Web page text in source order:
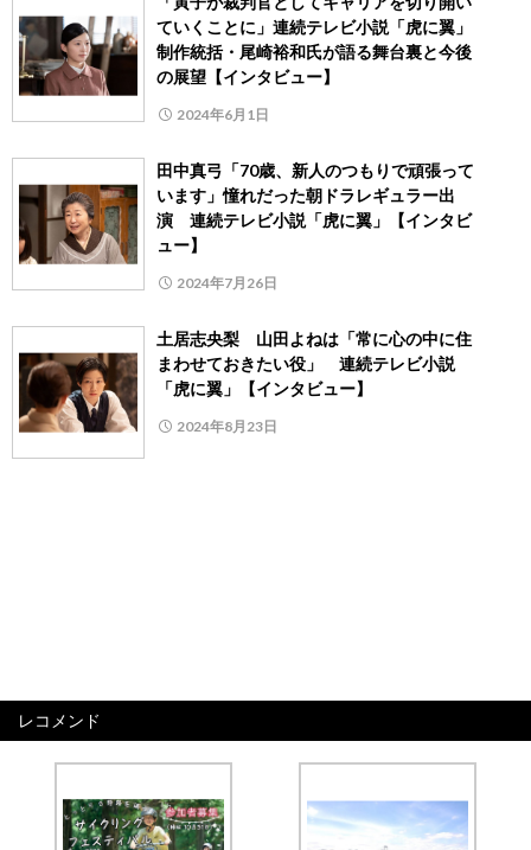
ていくことに」連続テレビ小説「虎に翼」
制作統括・尾崎裕和氏が語る舞台裏と今後
の展望【インタビュー】
2024年6月1日
田中真弓「70歳、新人のつもりで頑張って
います」憧れだった朝ドラレギュラー出
演 連続テレビ小説「虎に翼」【インタビ
ュー】
2024年7月26日
土居志央梨 山田よねは「常に心の中に住
まわせておきたい役」 連続テレビ小説
「虎に翼」【インタビュー】
2024年8月23日
レコメンド